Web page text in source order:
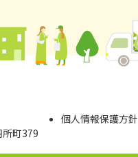
町379
個⼈情報保護⽅針